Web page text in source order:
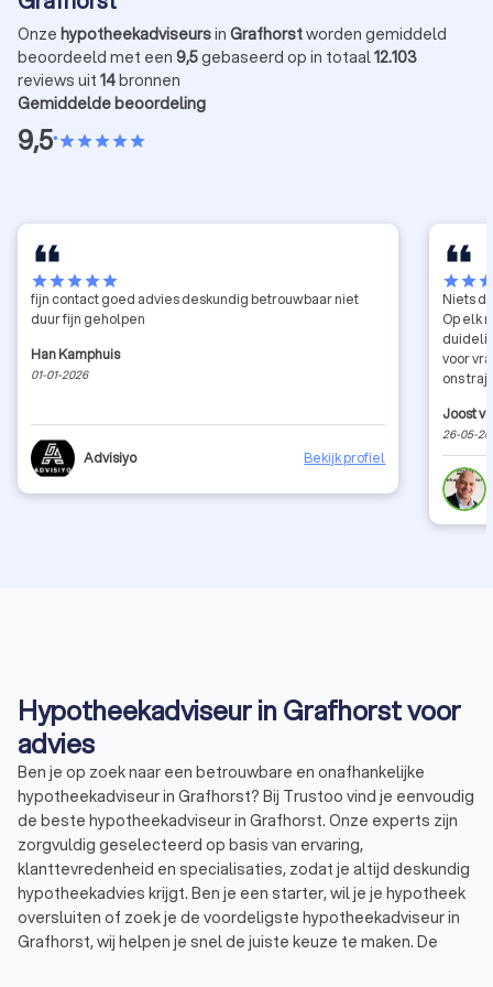
Onze hypotheekadviseursin Grafhorstworden gemiddeld
beoordeeld met een 9,5gebaseerd op in totaal12.103
reviews uit 14bronnen
Gemiddelde beoordeling
9,5•starstarstarstarstar
starstarstarstarstar
fijn contact goed advies deskundig betrouwbaar niet
duur fijn geholpen
Han Kamphuis
01-01-2026
Advisiyo Bekijk profiel
starstar
Niets
Op elk
voor
ons
Joost
26-05-
Hypotheekadviseur in Grafhorst voor
advies
Ben je op zoek naar een betrouwbare en onafhankelijke
hypotheekadviseur in Grafhorst? Bij Trustoo vind je eenvoudig
de beste hypotheekadviseur in Grafhorst. Onze experts zijn
zorgvuldig geselecteerd op basis van ervaring,
klanttevredenheid en specialisaties, zodat je altijd deskundig
hypotheekadvies krijgt. Ben je een starter, wil je je hypotheek
oversluiten of zoek je de voordeligste hypotheekadviseur in
Grafhorst, wij helpen je snel de juiste keuze te maken. De